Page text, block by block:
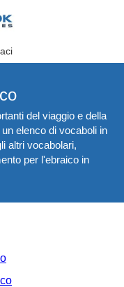
del viaggio e della
elenco di vocaboli in
altri vocabolari,
per l'ebraico in